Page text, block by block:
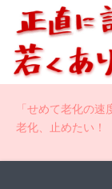
「せめて老化の
老化、止めたい！